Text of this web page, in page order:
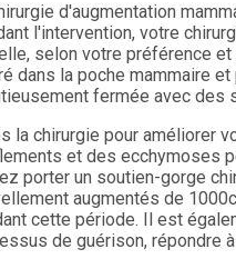
d'augmentation
l'intervention, votre
selon votre préférence
dans la poche mammaire
fermée avec des
la chirurgie pour améliorer
et des ecchymoses
porter un soutien-gorge
augmentés de
cette période. Il est
de guérison, répondre